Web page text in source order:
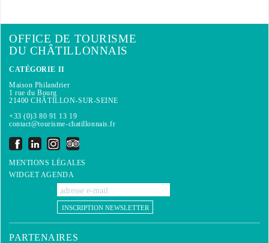
OFFICE DE TOURISME
DU CHÂTILLONNAIS
CATÉGORIE II
Maison Philandrier
1 rue du Bourg
21400 CHÂTILLON-SUR-SEINE
+33 (0)3 80 91 13 19
contact@tourisme-chatillonnais.fr
MENTIONS LÉGALES
WIDGET AGENDA
INSCRIPTION NEWSLETTER
PARTENAIRES